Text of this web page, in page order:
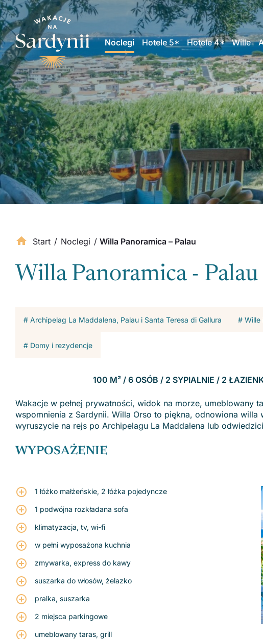
Noclegi Hotele 5* Hotele 4* Wille
Start / Noclegi / Willa Panoramica – Palau
Willa Panoramica - Palau
# Archipelag La Maddalena, Palau i Santa Teresa di Gallura # Wille
# Domy i rezydencje
100 M² / 6 OSÓB / 2 SYPIALNIE / 2
Wakacje w pełnej prywatności, widok na morze, umeblowany
wspomnienia z Sardynii. Willa Orso to piękna, odnowiona
wyruszycie na rejs po Archipelagu La Maddalena lub
WYPOSAŻENIE
1 łóżko małżeńskie, 2 łóżka pojedyncze
1 podwójna rozkładana sofa
klimatyzacja, tv, wi-fi
w pełni wyposażona kuchnia
zmywarka, express do kawy
suszarka do włosów, żelazko
pralka, suszarka
2 miejsca parkingowe
umeblowany taras, grill